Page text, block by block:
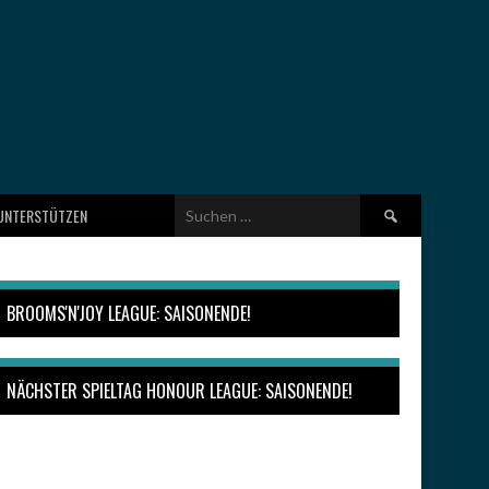
Suchen
nach:
BROOMS'N'JOY LEAGUE: SAISONENDE!
NÄCHSTER SPIELTAG HONOUR LEAGUE: SAISONENDE!